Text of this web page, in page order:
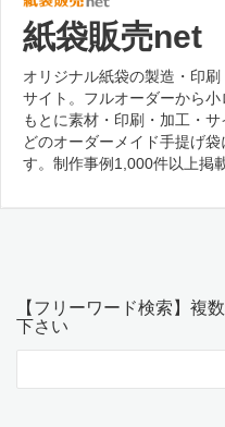
紙袋販売net
オリジナル紙袋の製造・印
サイト。フルオーダーから
もとに素材・印刷・加工・
どのオーダーメイド手提げ
す。制作事例1,000件以上掲載
【フリーワード検索】複
下さい